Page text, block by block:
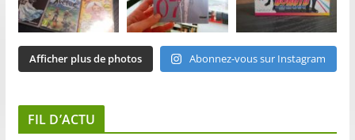
Afficher plus de photos Abonnez-vous sur Instagram
FIL D’ACTU